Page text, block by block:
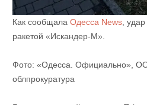
Как сообщала Одесса News, удар
ракетой «Искандер-М».
Фото: «Одесса. Официально»,
облпрокуратура